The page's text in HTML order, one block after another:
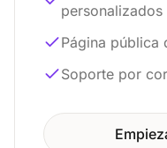
personalizados
Página pública
Soporte por